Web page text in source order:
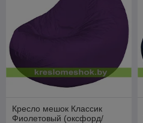
Кресло мешок Классик
Фиолетовый (оксфорд/